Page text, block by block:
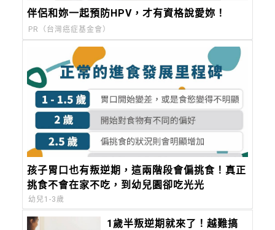
伴侶和妳一起預防HPV，才有資格說愛妳！
PR（台灣癌症基金會）
孩子胃口也有叛逆期，這兩階段會偏挑食！真正
挑食不會在家不吃，到幼兒園卻吃光光
幼兒1-3歲
1歲半叛逆期就來了！越難搞